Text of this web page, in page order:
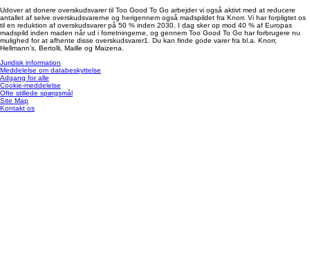
Udover at donere overskudsvarer til Too Good To Go arbejder vi også aktivt med at reducere
antallet af selve overskudsvarerne og herigennem også madspildet fra Knorr. Vi har forpligtet os
til en reduktion af overskudsvarer på 50 % inden 2030. I dag sker op mod 40 % af Europas
madspild inden maden når ud i forretningerne, og gennem Too Good To Go har forbrugere nu
mulighed for at afhente disse overskudsvarer1. Du kan finde gode varer fra bl.a. Knorr,
Hellmann’s, Bertolli, Maille og Maizena.
Juridisk information
Meddelelse om databeskyttelse
Adgang for alle
Cookie-meddelelse
Ofte stillede spørgsmål
Site Map
Kontakt os